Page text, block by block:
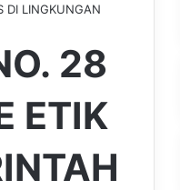
DI LINGKUNGAN
28
ETIK